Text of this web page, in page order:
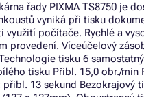
řady PIXMA TS8750 je
vyniká při tisku
využití počítače. Rychlé a
provedení. Víceúčelový
tisku 6
tisku Přibl. 15,0 obr./
13 sekund Bezokrajový